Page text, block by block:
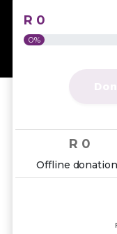
R 0
0%
R 0
Offline